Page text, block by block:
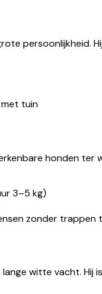
persoonlijkheid.
met tuin
honden
3–5 kg)
zonder trappen
witte vacht.